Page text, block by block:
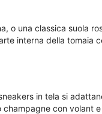
o una classica suola
interna della tomaia
in tela si
con volant